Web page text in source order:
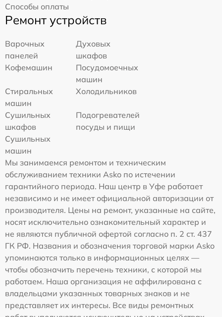
Способы оплаты
Ремонт устройств
Варочных
панелей
Духовых
шкафов
Кофемашин
Посудомоечных
машин
Стиральных
машин
Холодильников
Сушильных
шкафов
Подогревателей
посуды и пищи
Сушильных
машин
Мы занимаемся ремонтом и техническим
обслуживанием техники Asko по истечении
гарантийного периода. Наш центр в Уфе работает
независимо и не имеет официальной авторизации от
производителя. Цены на ремонт, указанные на сайте,
носят исключительно ознакомительный характер и
не являются публичной офертой согласно п. 2 ст. 437
ГК РФ. Названия и обозначения торговой марки Asko
упоминаются только в информационных целях —
чтобы обозначить перечень техники, с которой мы
работаем. Наша организация не аффилирована с
владельцами указанных товарных знаков и не
представляет их интересы. Все виды ремонтных